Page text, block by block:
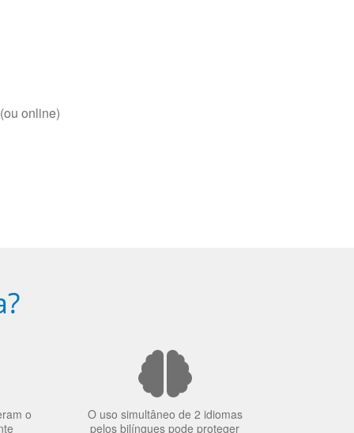
online)
o
O uso simultâneo de 2 idiomas
pelos bilíngues pode proteger